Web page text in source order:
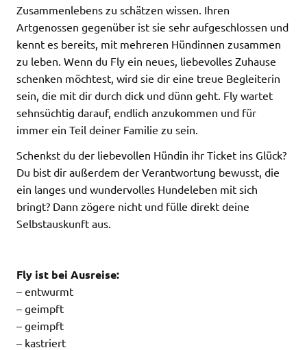
Zusammenlebens zu schätzen wissen. Ihren
Artgenossen gegenüber ist sie sehr aufgeschlossen und
kennt es bereits, mit mehreren Hündinnen zusammen
zu leben. Wenn du Fly ein neues, liebevolles Zuhause
schenken möchtest, wird sie dir eine treue Begleiterin
sein, die mit dir durch dick und dünn geht. Fly wartet
sehnsüchtig darauf, endlich anzukommen und für
immer ein Teil deiner Familie zu sein.
Schenkst du der liebevollen Hündin ihr Ticket ins Glück?
Du bist dir außerdem der Verantwortung bewusst, die
ein langes und wundervolles Hundeleben mit sich
bringt? Dann zögere nicht und fülle direkt deine
Selbstauskunft aus.
Fly ist bei Ausreise:
– entwurmt
– geimpft
– geimpft
– kastriert